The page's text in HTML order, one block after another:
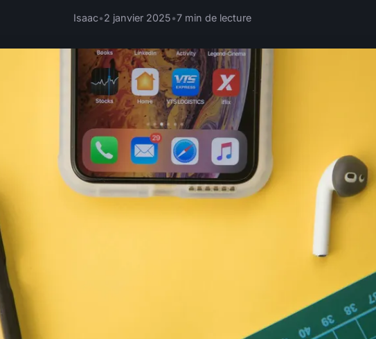
Isaac•2 janvier 2025•7 min de lecture